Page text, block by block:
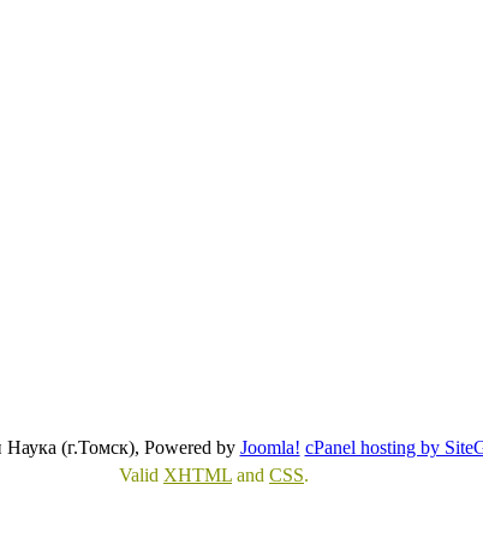
(г.Томск), Powered by Joomla! cPanel hosting by
Valid XHTML and CSS.